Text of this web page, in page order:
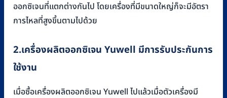
ออกซิเจนที่แตกต่างกันไป โดยเครื่องที่มีขนาดใหญ่ก็จะมีอัตรา
การไหลที่สูงขึ้นตามไปด้วย
2.เครื่องผลิตออกซิเจน Yuwell มีการรับประกันการ
ใช้งาน
เมื่อซื้อเครื่องผลิตออกซิเจน Yuwell ไปแล้วเมื่อตัวเครื่องมี